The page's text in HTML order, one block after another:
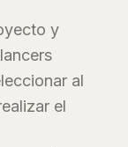
y
al
el